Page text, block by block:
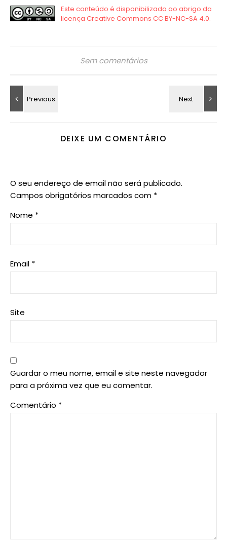
Sem comentários
DEIXE UM COMENTÁRIO
O seu endereço de email não será publicado.
Campos obrigatórios marcados com *
Nome *
Email *
Site
Guardar o meu nome, email e site neste navegador
para a próxima vez que eu comentar.
Comentário *